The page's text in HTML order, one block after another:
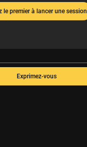
le premier à lancer une session
Exprimez-vous